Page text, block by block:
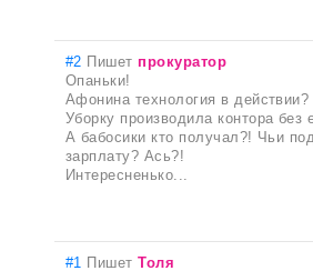
#2 Пишет прокуратор
Опаньки!
Афонина технология в действии?
Уборку производила контора без
А бабосики кто получал?! Чьи
зарплату? Ась?!
Интересненько...
#1 ПишетТоля